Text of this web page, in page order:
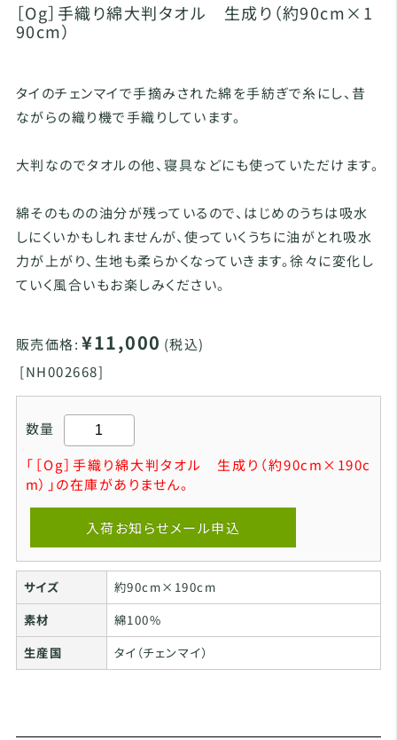
［Og］手織り綿大判タオル 生成り（約90cm×1
90cm）
タイのチェンマイで手摘みされた綿を手紡ぎで糸にし、昔
ながらの織り機で手織りしています。
大判なのでタオルの他、寝具などにも使っていただけます。
綿そのものの油分が残っているので、はじめのうちは吸水
しにくいかもしれませんが、使っていくうちに油がとれ吸水
力が上がり、生地も柔らかくなっていきます。徐々に変化し
ていく風合いもお楽しみください。
販売価格: ¥11,000 (税込)
[NH002668]
数量
「［Og］手織り綿大判タオル 生成り（約90cm×190c
m）」の在庫がありません。
入荷お知らせメール申込
サイズ
約90cm×190cm
素材
綿100%
生産国
タイ（チェンマイ）